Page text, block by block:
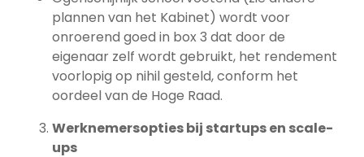
plannen van het Kabinet) wordt voor
onroerend goed in box 3 dat door de
eigenaar zelf wordt gebruikt, het rendement
voorlopig op nihil gesteld, conform het
oordeel van de Hoge Raad.
Werknemersopties bij startups en scale-
ups